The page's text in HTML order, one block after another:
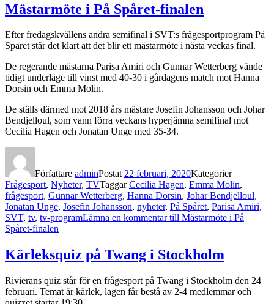
Mästarmöte i På Spåret-finalen
Efter fredagskvällens andra semifinal i SVT:s frågesportprogram På
Spåret står det klart att det blir ett mästarmöte i nästa veckas final.
De regerande mästarna Parisa Amiri och Gunnar Wetterberg vände
tidigt underläge till vinst med 40-30 i gårdagens match mot Hanna
Dorsin och Emma Molin.
De ställs därmed mot 2018 års mästare Josefin Johansson och Johar
Bendjelloul, som vann förra veckans hyperjämna semifinal mot
Cecilia Hagen och Jonatan Unge med 35-34.
Författare adminPostat22 februari, 2020Kategorier
Frågesport, Nyheter, TVTaggarCecilia Hagen, Emma Molin,
frågesport, Gunnar Wetterberg, Hanna Dorsin, Johar Bendjelloul,
Jonatan Unge, Josefin Johansson, nyheter, På Spåret, Parisa Amiri,
SVT, tv, tv-programLämna en kommentartill Mästarmöte i På
Spåret-finalen
Kärleksquiz på Twang i Stockholm
Rivierans quiz står för en frågesport på Twang i Stockholm den 24
februari. Temat är kärlek, lagen får bestå av 2-4 medlemmar och